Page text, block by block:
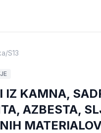
/S13
IZ KAMNA,
AZBESTA,